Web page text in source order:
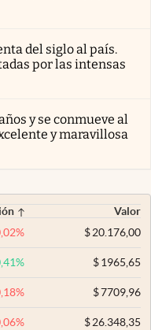
del siglo al país.
por las intensas
y se conmueve al
y maravillosa
Valor
% $20.176,00
% $1965,65
% $7709,96
% $26.348,35